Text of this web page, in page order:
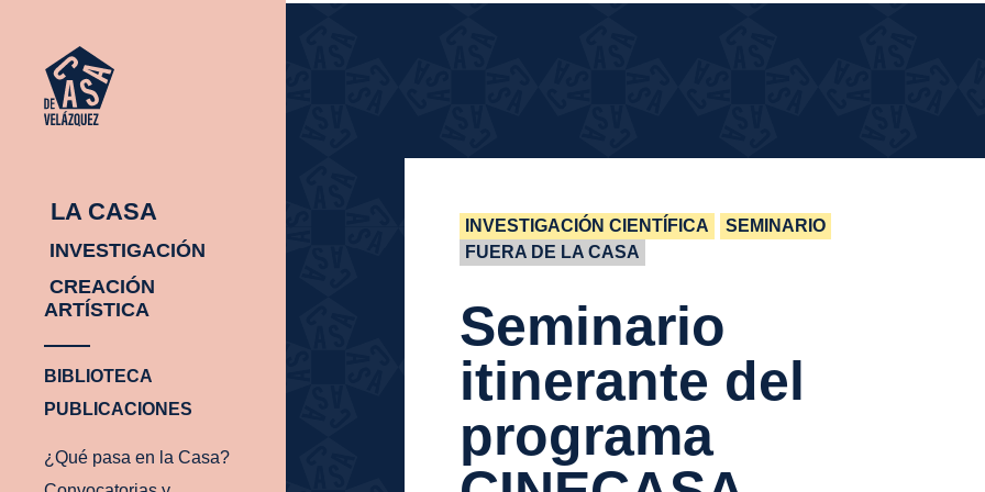
LA CASA
INVESTIGACIÓN
CREACIÓN
ARTÍSTICA
BIBLIOTECA
PUBLICACIONES
¿Qué pasa en la Casa?
INVESTIGACIÓN CIENTÍFICA
SEMINARIO
FUERA DE LA CASA
Seminario
itinerante del
programa